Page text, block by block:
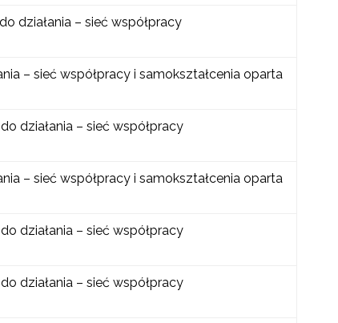
działania – sieć współpracy
– sieć współpracy i samokształcenia oparta
działania – sieć współpracy
– sieć współpracy i samokształcenia oparta
działania – sieć współpracy
działania – sieć współpracy